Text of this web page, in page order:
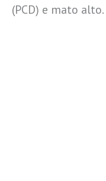
(PCD) e mato alto.